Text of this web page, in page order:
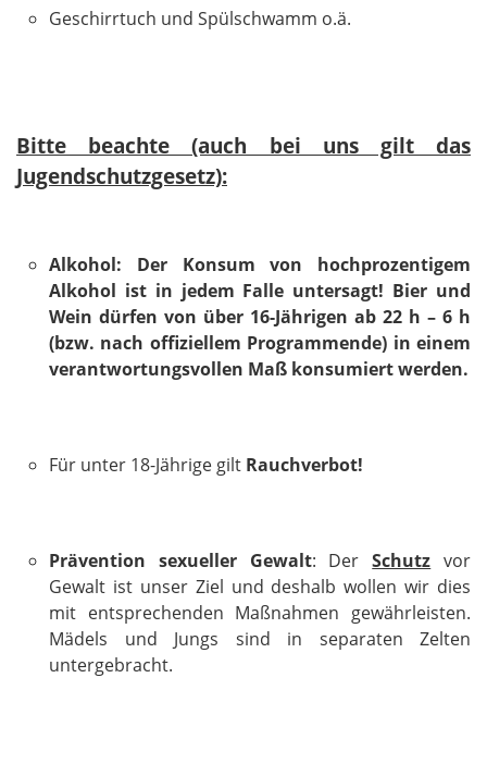
Geschirrtuch und Spülschwamm o.ä.
Bitte beachte (auch bei uns gilt das
Jugendschutzgesetz):
Alkohol: Der Konsum von hochprozentigem
Alkohol ist in jedem Falle untersagt! Bier und
Wein dürfen von über 16-Jährigen ab 22 h – 6 h
(bzw. nach offiziellem Programmende) in einem
verantwortungsvollen Maß konsumiert werden.
Für unter 18-Jährige gilt Rauchverbot!
Prävention sexueller Gewalt: Der Schutz vor
Gewalt ist unser Ziel und deshalb wollen wir dies
mit entsprechenden Maßnahmen gewährleisten.
Mädels und Jungs sind in separaten Zelten
untergebracht.